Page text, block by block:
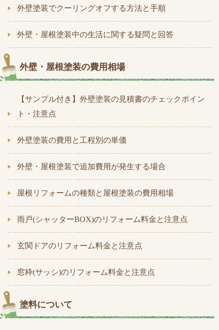
外壁塗装でクーリングオフする方法と手順
外壁・屋根塗装中の生活に関する疑問と回答
外壁・屋根塗装の費用相場
【サンプル付き】外壁塗装の見積書のチェックポイン
ト・注意点
外壁塗装の費用と工程別の単価
外壁・屋根塗装で追加費用が発生する場合
屋根リフォームの種類と屋根塗装の費用相場
雨戸(シャッターBOX)のリフォーム料金と注意点
玄関ドアのリフォーム料金と注意点
窓枠(サッシ)のリフォーム料金と注意点
塗料について